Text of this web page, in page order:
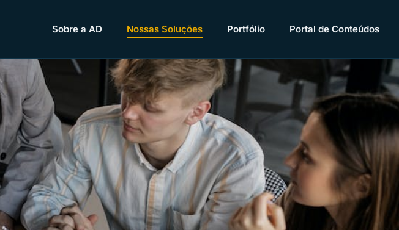
Sobre a AD Nossas Soluções Portfólio Portal de Conteúdos